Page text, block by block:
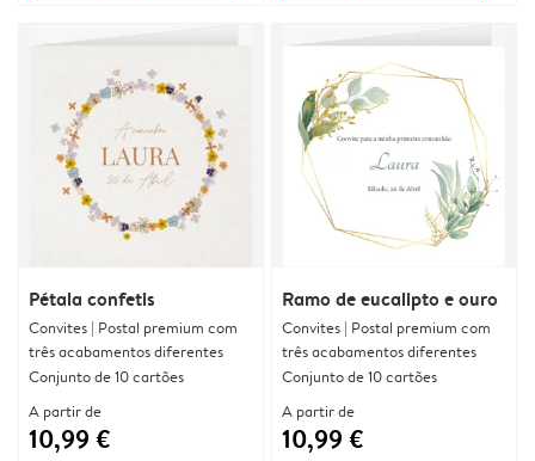
Pétala confetis
Convites | Postal premium com
três acabamentos diferentes
Conjunto de 10 cartões
A partir de
10,99 €
Ramo de eucalipto e ouro
Convites | Postal premium com
três acabamentos diferentes
Conjunto de 10 cartões
A partir de
10,99 €